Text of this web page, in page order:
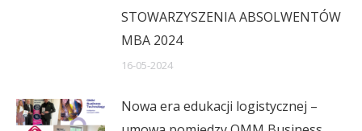
STOWARZYSZENIA ABSOLWENTÓW
MBA 2024
16-05-2024
Nowa era edukacji logistycznej –